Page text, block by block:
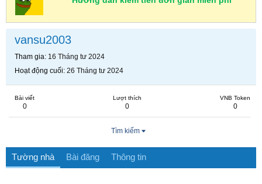
vansu2003
Tham gia 16 Tháng tư 2024
Hoạt động cuối 26 Tháng tư 2024
Bài viết
0
Lượt thích
0
VNB Token
0
Tìm kiếm
Tường nhà Bài đăng Thông tin